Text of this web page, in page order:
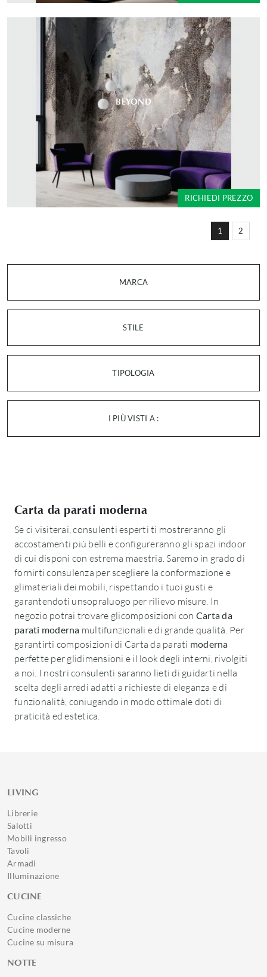
MARCA
STILE
TIPOLOGIA
I PIÙ VISTI A :
1 2
BEYOND
RICHIEDI PREZZO
Carta da parati moderna
Se ci visiterai, consulenti esperti ti mostreranno gli
accostamenti più belli e configureranno gli spazi indoor
di cui disponi con estrema maestria. Saremo in grado di
fornirti consulenza per scegliere la conformazione e
glimateriali dei mobili, rispettando i tuoi gusti e
garantendoti unsopraluogo per rilievo misure. In
negozio potrai trovare glicomposizioni con Carta da
parati moderna multifunzionali e di grande qualità. Per
garantirti composizioni di Carta da parati moderna
perfette per glidimensioni e il look degli interni, rivolgiti
a noi. I nostri consulenti saranno lieti di guidarti nella
scelta degli arredi adatti a richieste di eleganza e di
funzionalità, coniugando in modo ottimale doti di
praticità ed estetica.
LIVING
Librerie
Salotti
Mobili ingresso
Tavoli
Armadi
Illuminazione
CUCINE
Cucine classiche
Cucine moderne
Cucine su misura
NOTTE